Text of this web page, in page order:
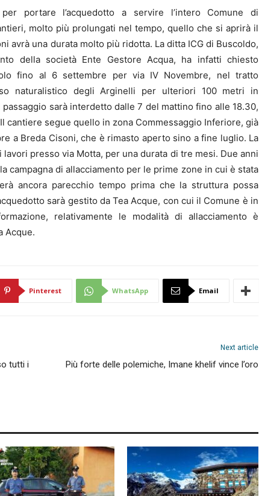
portare l’acquedotto a servire l’intero Comune di
molto più prolungati nel tempo, quello che si aprirà il
avrà una durata molto più ridotta. La ditta ICG di Buscoldo,
della società Ente Gestore Acqua, ha infatti chiesto
fino al 6 settembre per via IV Novembre, nel tratto
naturalistico degli Arginelli per ulteriori 100 metri in
sarà interdetto dalle 7 del mattino fino alle 18.30,
cantiere segue quello in zona Commessaggio Inferiore, già
a Breda Cisoni, che è rimasto aperto sino a fine luglio. La
presso via Motta, per una durata di tre mesi. Due anni
campagna di allacciamento per le prime zone in cui è stata
ancora parecchio tempo prima che la struttura possa
sarà gestito da Tea Acque, con cui il Comune è in
relativamente le modalità di allacciamento è
Acque.
Pinterest WhatsApp Email
tutti i
Next article
Più forte delle polemiche, Imane khelif vince l’oro